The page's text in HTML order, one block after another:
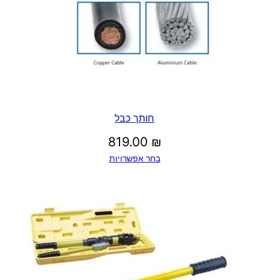
חותך כבל
819.00 ₪
בחר אפשרויות